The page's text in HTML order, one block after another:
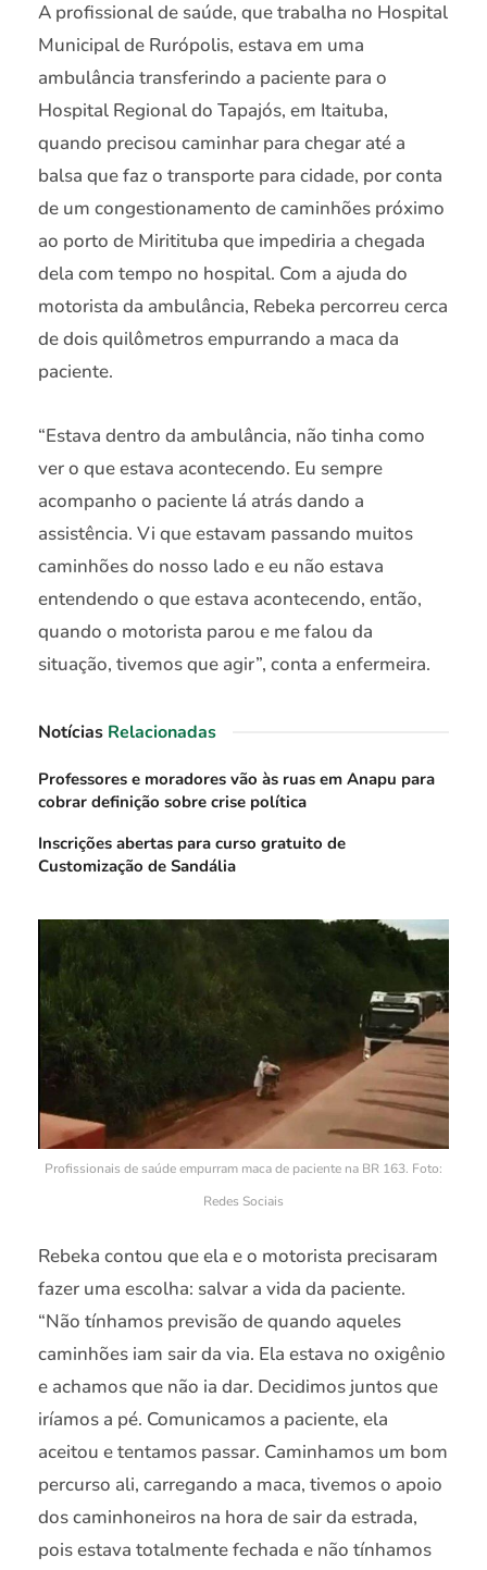
A profissional de saúde, que trabalha no Hospital
Municipal de Rurópolis, estava em uma
ambulância transferindo a paciente para o
Hospital Regional do Tapajós, em Itaituba,
quando precisou caminhar para chegar até a
balsa que faz o transporte para cidade, por conta
de um congestionamento de caminhões próximo
ao porto de Miritituba que impediria a chegada
dela com tempo no hospital. Com a ajuda do
motorista da ambulância, Rebeka percorreu cerca
de dois quilômetros empurrando a maca da
paciente.
“Estava dentro da ambulância, não tinha como
ver o que estava acontecendo. Eu sempre
acompanho o paciente lá atrás dando a
assistência. Vi que estavam passando muitos
caminhões do nosso lado e eu não estava
entendendo o que estava acontecendo, então,
quando o motorista parou e me falou da
situação, tivemos que agir”, conta a enfermeira.
Notícias Relacionadas
Professores e moradores vão às ruas em Anapu para
cobrar definição sobre crise política
Inscrições abertas para curso gratuito de
Customização de Sandália
Profissionais de saúde empurram maca de paciente na BR 163. Foto:
Redes Sociais
Rebeka contou que ela e o motorista precisaram
fazer uma escolha: salvar a vida da paciente.
“Não tínhamos previsão de quando aqueles
caminhões iam sair da via. Ela estava no oxigênio
e achamos que não ia dar. Decidimos juntos que
iríamos a pé. Comunicamos a paciente, ela
aceitou e tentamos passar. Caminhamos um bom
percurso ali, carregando a maca, tivemos o apoio
dos caminhoneiros na hora de sair da estrada,
pois estava totalmente fechada e não tínhamos